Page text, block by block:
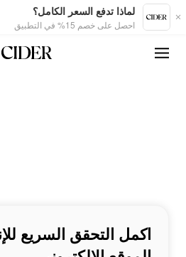
لماذا تدفع السعر الكامل؟
احصل على خصم 15% في التطبيق
اكمل التحقق السريع